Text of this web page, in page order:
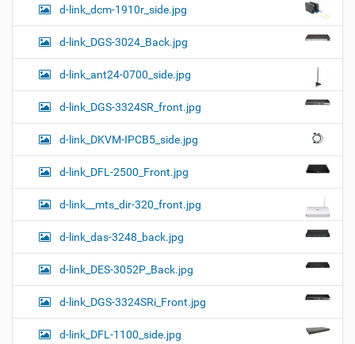
d-link_dcm-1910r_side.jpg
d-link_DGS-3024_Back.jpg
d-link_ant24-0700_side.jpg
d-link_DGS-3324SR_front.jpg
d-link_DKVM-IPCB5_side.jpg
d-link_DFL-2500_Front.jpg
d-link__mts_dir-320_front.jpg
d-link_das-3248_back.jpg
d-link_DES-3052P_Back.jpg
d-link_DGS-3324SRi_Front.jpg
d-link_DFL-1100_side.jpg